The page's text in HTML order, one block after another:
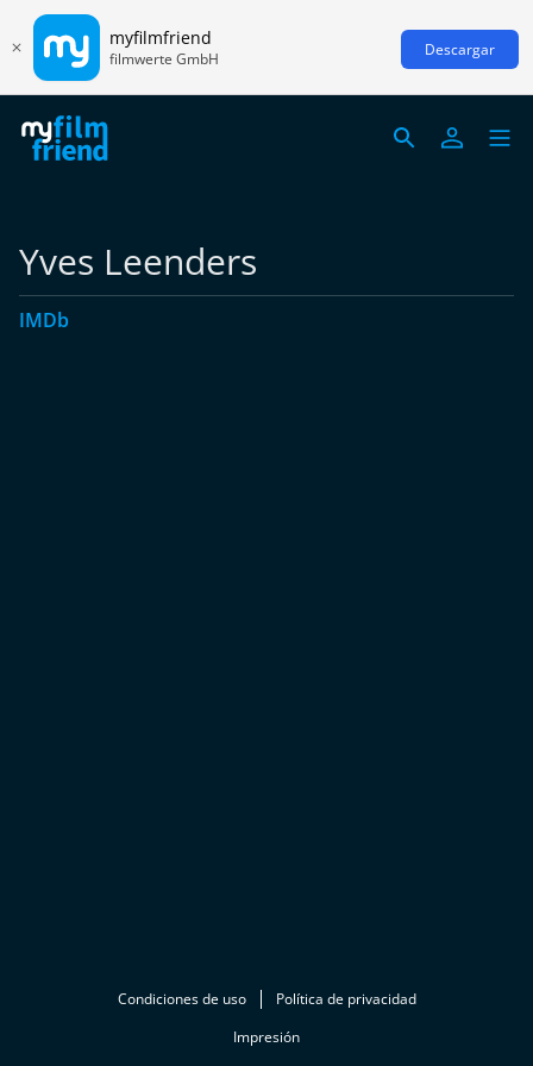
myfilmfriend
filmwerte GmbH Descargar
Yves Leenders
IMDb
Condiciones de uso
Política de privacidad
Impresión